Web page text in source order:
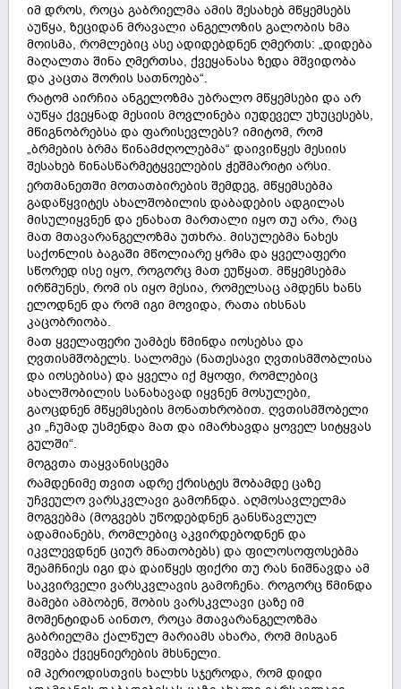
იმ დროს, როცა გაბრიელმა ამის შესახებ მწყემსებს
აუწყა, ზეციდან მრავალი ანგელოზის გალობის ხმა
მოისმა, რომლებიც ასე ადიდებდნენ ღმერთს: „დიდება
მაღალთა შინა ღმერთსა, ქვეყანასა ზედა მშვიდობა
და კაცთა შორის სათნოება“.
რატომ აირჩია ანგელოზმა უბრალო მწყემსები და არ
აუწყა ქვეყნად მესიის მოვლინება იუდეველ უხუცესებს,
მწიგნობრებსა და ფარისევლებს? იმიტომ, რომ
„ბრმების ბრმა წინამძღოლებმა“ დაივიწყეს მესიის
შესახებ წინასწარმეტყველების ჭეშმარიტი არსი.
ერთმანეთში მოთათბირების შემდეგ, მწყემსებმა
გადაწყვიტეს ახალშობილის დაბადების ადგილას
მისულიყვნენ და ენახათ მართალი იყო თუ არა, რაც
მათ მთავარანგელოზმა უთხრა. მისულებმა ნახეს
საქონლის ბაგაში მწოლიარე ყრმა და ყველაფერი
სწორედ ისე იყო, როგორც მათ ეუწყათ. მწყემსებმა
ირწმუნეს, რომ ის იყო მესია, რომელსაც ამდენს ხანს
ელოდნენ და რომ იგი მოვიდა, რათა იხსნას
კაცობრიობა.
მათ ყველაფერი უამბეს წმინდა იოსებსა და
ღვთისმშობელს. სალომეა (ნათესავი ღვთისმშობლისა
და იოსებისა) და ყველა იქ მყოფი, რომლებიც
ახალშობილის სანახავად იყვნენ მოსულები,
გაოცდნენ მწყემსების მონათხრობით. ღვთისმშობელი
კი „ჩუმად უსმენდა მათ და იმარხავდა ყოველ სიტყვას
გულში“.
მოგვთა თაყვანისცემა
რამდენიმე თვით ადრე ქრისტეს შობამდე ცაზე
უჩვეულო ვარსკვლავი გამოჩნდა. აღმოსავლელმა
მოგვებმა (მოგვებს უწოდებდნენ განსწავლულ
ადამიანებს, რომლებიც აკვირდებოდნენ და
იკვლევდნენ ციურ მნათობებს) და ფილოსოფოსებმა
შეამჩნიეს იგი და დაიწყეს ფიქრი თუ რას ნიშნავდა ამ
საკვირველი ვარსკვლავის გამოჩენა. როგორც წმინდა
მამები ამბობენ, შობის ვარსკვლავი ცაზე იმ
მომენტიდან აინთო, როცა მთავარანგელოზმა
გაბრიელმა ქალწულ მარიამს ახარა, რომ მისგან
იშვება ქვეყნიერების მხსნელი.
იმ პერიოდისთვის ხალხს სჯეროდა, რომ დიდი